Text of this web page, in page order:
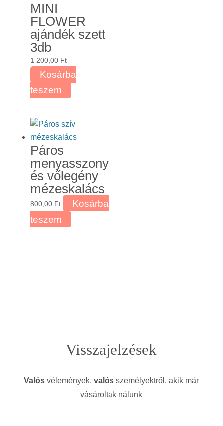
MINI
FLOWER
ajándék szett
3db
1 200,00 Ft
Kosárba
teszem
Páros
menyasszony
és vőlegény
mézeskalács
800,00 Ft
Kosárba
teszem
Visszajelzések
Valós vélemények,valós személyektről, akik már
vásároltak nálunk